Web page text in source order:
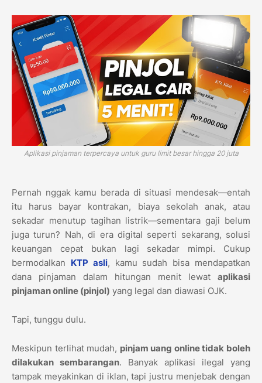
Aplikasi pinjaman terpercaya untuk guru limit besar hingga 20 juta
Pernah nggak kamu berada di situasi mendesak—entah
itu harus bayar kontrakan, biaya sekolah anak, atau
sekadar menutup tagihan listrik—sementara gaji belum
juga turun? Nah, di era digital seperti sekarang, solusi
keuangan cepat bukan lagi sekadar mimpi. Cukup
bermodalkan KTP asli, kamu sudah bisa mendapatkan
dana pinjaman dalam hitungan menit lewat aplikasi
pinjaman online (pinjol) yang legal dan diawasi OJK.
Tapi, tunggu dulu.
Meskipun terlihat mudah, pinjam uang online tidak boleh
dilakukan sembarangan. Banyak aplikasi ilegal yang
tampak meyakinkan di iklan, tapi justru menjebak dengan